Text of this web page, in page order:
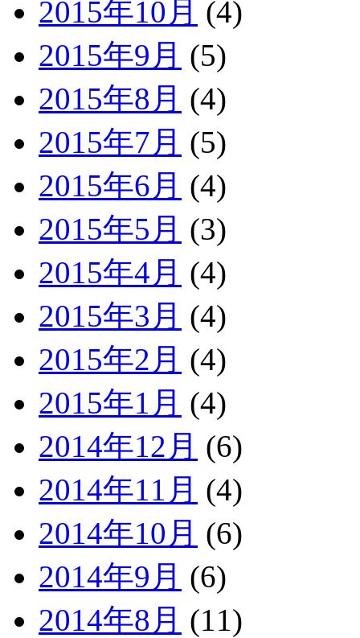
2015年10月 (4)
2015年9月 (5)
2015年8月 (4)
2015年7月 (5)
2015年6月 (4)
2015年5月 (3)
2015年4月 (4)
2015年3月 (4)
2015年2月 (4)
2015年1月 (4)
2014年12月 (6)
2014年11月 (4)
2014年10月 (6)
2014年9月 (6)
2014年8月 (11)